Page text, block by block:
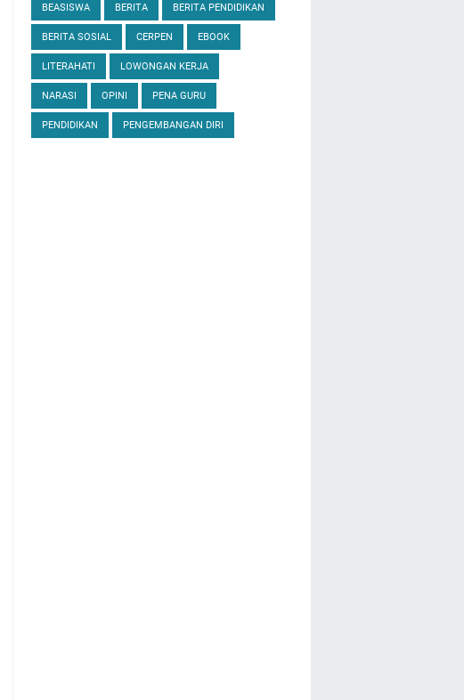
BEASISWA BERITA BERITA PENDIDIKAN
BERITA SOSIAL CERPEN EBOOK
LITERAHATI LOWONGAN KERJA
NARASI OPINI PENA GURU
PENDIDIKAN PENGEMBANGAN DIRI